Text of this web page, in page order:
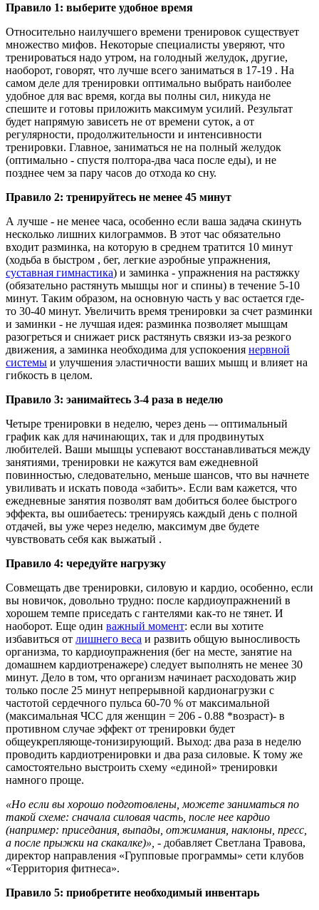
Правило 1: выберите удобное время
Относительно наилучшего времени тренировок существует
множество мифов. Некоторые специалисты уверяют, что
тренироваться надо утром, на голодный желудок, другие,
наоборот, говорят, что лучше всего заниматься в 17-19 . На
самом деле для тренировки оптимально выбрать наиболее
удобное для вас время, когда вы полны сил, никуда не
спешите и готовы приложить максимум усилий. Результат
будет напрямую зависеть не от времени суток, а от
регулярности, продолжительности и интенсивности
тренировки. Главное, заниматься не на полный желудок
(оптимально - спустя полтора-два часа после еды), и не
позднее чем за пару часов до отхода ко сну.
Правило 2: тренируйтесь не менее 45 минут
А лучше - не менее часа, особенно если ваша задача скинуть
несколько лишних килограммов. В этот час обязательно
входит разминка, на которую в среднем тратится 10 минут
(ходьба в быстром , бег, легкие аэробные упражнения,
суставная гимнастика) и заминка - упражнения на растяжку
(обязательно растянуть мышцы ног и спины) в течение 5-10
минут. Таким образом, на основную часть у вас остается где-
то 30-40 минут. Увеличить время тренировки за счет разминки
и заминки - не лучшая идея: разминка позволяет мышцам
разогреться и снижает риск растянуть связки из-за резкого
движения, а заминка необходима для успокоения нервной
системы и улучшения эластичности ваших мышц и влияет на
гибкость в целом.
Правило 3: эанимайтесь 3-4 раза в неделю
Четыре тренировки в неделю, через день –- оптимальный
график как для начинающих, так и для продвинутых
любителей. Ваши мышцы успевают восстанавливаться между
занятиями, тренировки не кажутся вам ежедневной
повинностью, следовательно, меньше шансов, что вы начнете
увиливать и искать повода «забить». Если вам кажется, что
ежедневные занятия позволят вам добиться более быстрого
эффекта, вы ошибаетесь: тренируясь каждый день с полной
отдачей, вы уже через неделю, максимум две будете
чувствовать себя как выжатый .
Правило 4: чередуйте нагрузку
Совмещать две тренировки, силовую и кардио, особенно, если
вы новичок, довольно трудно: после кардиоупражнений в
хорошем темпе приседать с гантелями как-то не тянет. И
наоборот. Еще один важный момент: если вы хотите
избавиться от лишнего веса и развить общую выносливость
организма, то кардиоупражнения (бег на месте, занятие на
домашнем кардиотренажере) следует выполнять не менее 30
минут. Дело в том, что организм начинает расходовать жир
только после 25 минут непрерывной кардионагрузки с
частотой сердечного пульса 60-70 % от максимальной
(максимальная ЧСС для женщин = 206 - 0.88 *возраст)- в
противном случае эффект от тренировки будет
общеукрепляюще-тонизирующий. Выход: два раза в неделю
проводить кардиотренировки и два раза силовые. К тому же
самостоятельно выстроить схему «единой» тренировки
намного проще.
«Но если вы хорошо подготовлены, можете заниматься по
такой схеме: сначала силовая часть, после нее кардио
(например: приседания, выпады, отжимания, наклоны, пресс,
а после прыжки на скакалке)», - добавляет Светлана Травова,
директор направления «Групповые программы» сети клубов
«Территория фитнеса».
Правило 5: приобретите необходимый инвентарь